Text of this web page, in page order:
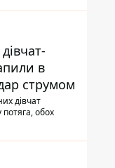
в
струмом
дівчат
обох